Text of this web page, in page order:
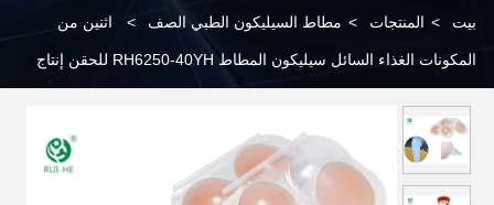
بيت > المنتجات > مطاط السيليكون الطبي الصف > اثنين من
المكونات الغذاء السائل سيليكون المطاط RH6250-40YH للحقن إنتاج